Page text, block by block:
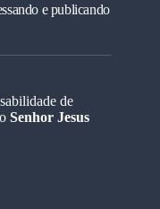
e publicando
de
Senhor Jesus